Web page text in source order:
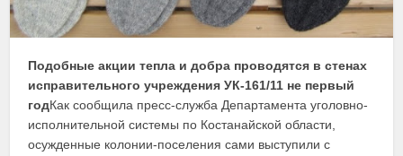
Подобные акции тепла и добра проводятся в стенах
исправительного учреждения УК-161/11 не первый
годКак сообщила пресс-служба Департамента уголовно-
исполнительной системы по Костанайской области,
осужденные колонии-поселения сами выступили с